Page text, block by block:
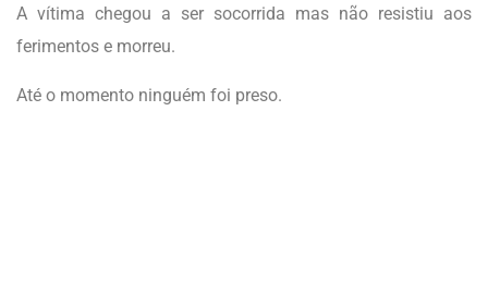
A vítima chegou a ser socorrida mas não resistiu aos
ferimentos e morreu.
Até o momento ninguém foi preso.